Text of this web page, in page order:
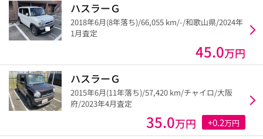
ハスラーＧ
2018年6月(8年落ち)/66,055 km/-/和歌山県/2024年
1月査定
45.0万円
ハスラーＧ
2015年6月(11年落ち)/57,420 km/チャイロ/大阪
府/2023年4月査定
35.0万円 +0.2万円